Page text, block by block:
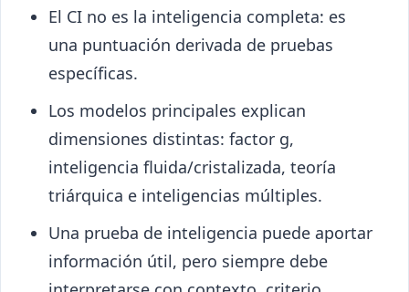
El CI no es la inteligencia completa: es
una puntuación derivada de pruebas
específicas.
Los modelos principales explican
dimensiones distintas: factor g,
inteligencia fluida/cristalizada, teoría
triárquica e inteligencias múltiples.
Una prueba de inteligencia puede aportar
información útil, pero siempre debe